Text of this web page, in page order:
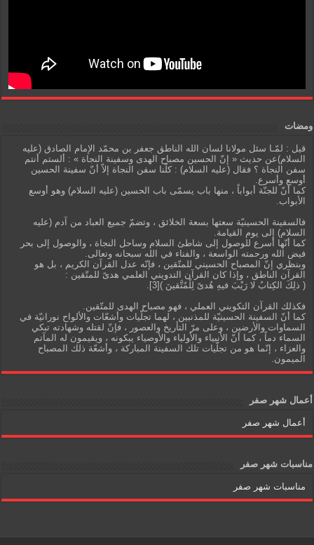
ومضات
قيل : لمّـا سئل مولانا لسان الله الناطق جعفر بن محمّد الإمام الصادق (عليه
السلام)عن حديث « إنّ الحسين مصباح الهدى وسفينة النجاة » : ألستم أنتم
سفن النجاة ؟ فقال (عليه السلام) : كلّنا سفن النجاة إلاّ أنّ سفينة الحسين
أوسع وأسرع.
كما أنّ للجنّة أبواباً ، منها باب يسمّى باب الحسين (عليه السلام) وهو أوسع
الأبواب.
فالسفينة الحسينيّة سعتها بسعة الخلائق ، وتضمّ جميع العباد من آدم (عليه
السلام) إلى يوم القيامة.
كما أنّها أسرع للوصول إلى شاطئ السلام وساحل النجاة ، والوصول إلى بحر
فيض الله ورحمته الواسعة ، والفناء في الله سبحانه وتعالى.
وبنظري إنّ المصباح الحسيني للمتّقين ، فإنّه عدل القرآن الكريم ، بل هو
القرآن الناطق ، وإذا كان القرآن التدويني العلمي هدىً للمتّقين :
( ذلِكَ الكِتابُ لا رَيْبَ فيهِ هُدىً لِلْمُتَّقينَ )[3].
فكذلك القرآن التكويني العملي ، فهو مصباح الهدى للمتّقين.
كما أنّ السفينة الحسينيّة للمذنبين ، لهما تجلّيات وأشعّات والألواح نورانيّة في
السماوات والأرضين ، وعلى مرّ التأريخ والعصور ، فإنّ لقتله وشهادته تبكي
السماء دماً ، كما أنّ الأنبياء والأولياء والأوصياء يبكونه ، ويقيمون له المآتم
والعزاء ، إنّما هو من تجلّيات تلك السفينة المباركة ، وأشعّة ذلك المصباح
الميمون.
أعمال شهر صفر
أعمال شهر صفر
مناسبات شهر صفر
مناسبات شهر صفر